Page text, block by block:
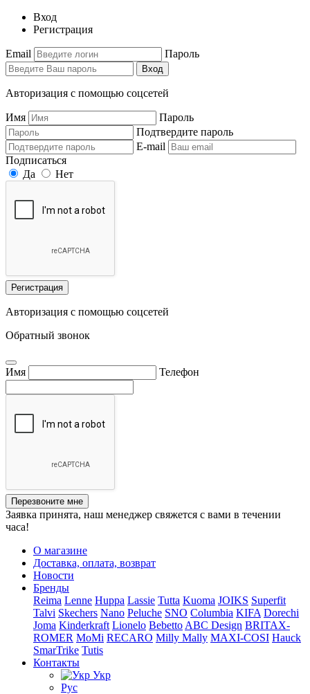
Вход
Регистрация
Email Пароль
Вход
Авторизация с помощью соцсетей
Имя
Пароль
Подтвердите пароль
E-mail
Подписаться
Да
Нет
Регистрация
Авторизация с помощью соцсетей
Обратный звонок
Имя Телефон
Перезвоните мне
Заявка принята, наш менеджер свяжется с вами в течении
часа!
О магазине
Доставка, оплата, возврат
Новости
Бренды
Reima Lenne Huppa Lassie Tutta Kuoma JOIKS Superfit
Talvi Skechers Nano Peluche SNO Columbia KIFA Dorechi
Joma Kinderkraft Lionelo Bebetto ABC Design BRITAX-
ROMER MoMi RECARO Milly Mally MAXI-COSI Hauck
SmarTrike Tutis
Контакты
Укр
Рус